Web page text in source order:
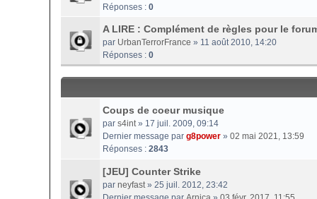
Réponses : 0
A LIRE : Complément de règles pour le
par UrbanTerrorFrance » 11 août 2010, 14:20
Réponses : 0
Coups de coeur musique
par s4int» 17 juil. 2009, 09:14
Dernier message par g8power » 02 mai 2021, 13:59
Réponses : 2843
[JEU] Counter Strike
par neyfast» 25 juil. 2012, 23:42